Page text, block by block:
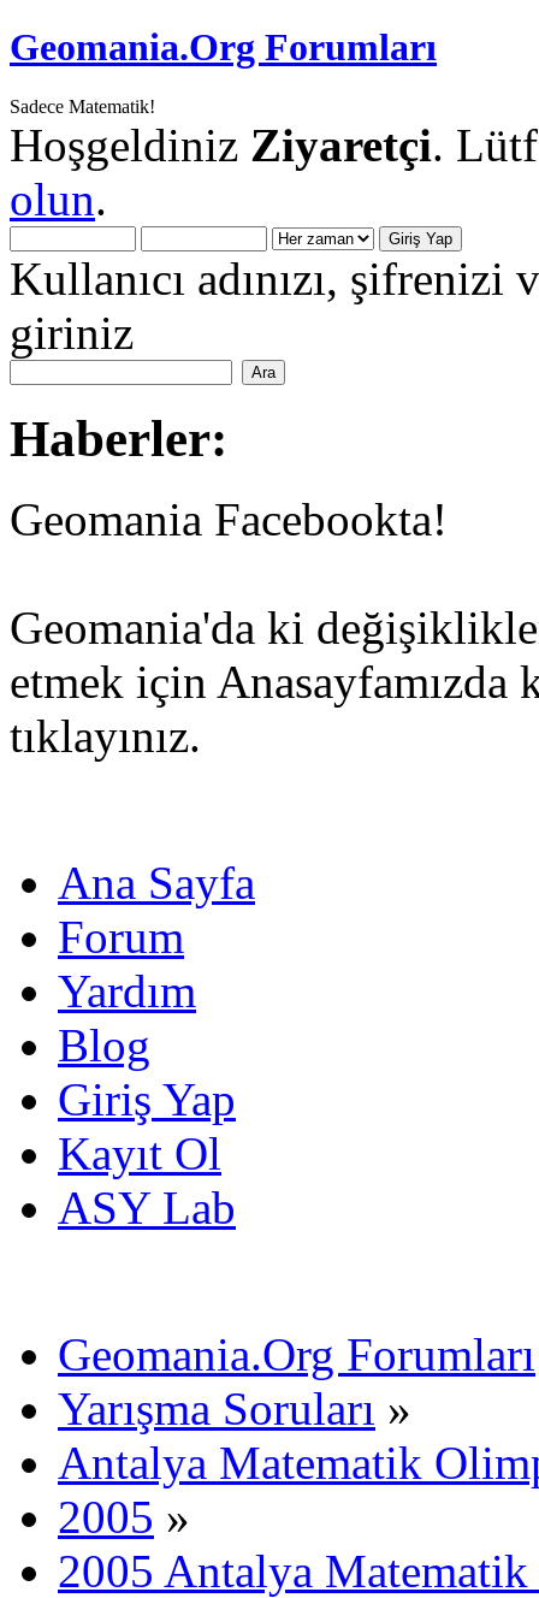
Geomania.Org Forumları
Sadece Matematik!
Hoşgeldiniz Ziyaretçi.
olun.
Kullanıcı adınızı,
giriniz
Haberler:
Geomania Facebookta!
Geomania'da ki
etmek için
tıklayınız.
Ana Sayfa
Forum
Yardım
Blog
Giriş Yap
Kayıt Ol
ASY Lab
Geomania.Org Forumları
Yarışma Soruları »
Antalya Matematik
2005 »
2005 Antalya